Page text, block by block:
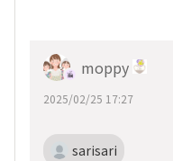
moppy
2025/02/25 17:27
sarisari